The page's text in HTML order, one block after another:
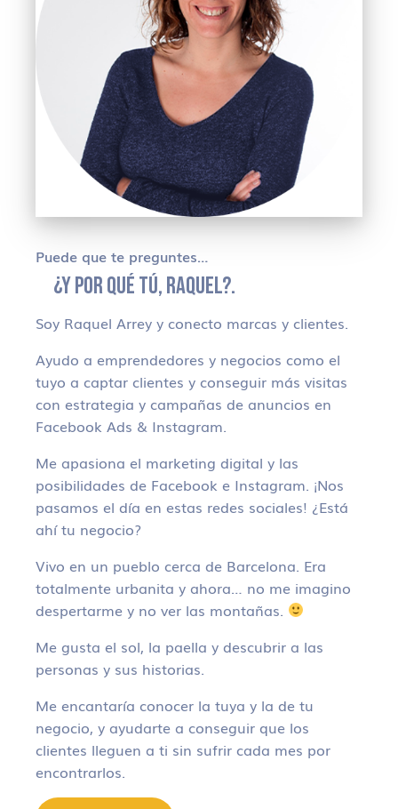
Puede que te preguntes…
¿Y POR QUÉ TÚ, RAQUEL?.
Soy Raquel Arrey y conecto marcas y clientes.
Ayudo a emprendedores y negocios como el
tuyo a captar clientes y conseguir más visitas
con estrategia y campañas de anuncios en
Facebook Ads & Instagram.
Me apasiona el marketing digital y las
posibilidades de Facebook e Instagram. ¡Nos
pasamos el día en estas redes sociales! ¿Está
ahí tu negocio?
Vivo en un pueblo cerca de Barcelona. Era
totalmente urbanita y ahora… no me imagino
despertarme y no ver las montañas.
Me gusta el sol, la paella y descubrir a las
personas y sus historias.
Me encantaría conocer la tuya y la de tu
negocio, y ayudarte a conseguir que los
clientes lleguen a ti sin sufrir cada mes por
encontrarlos.